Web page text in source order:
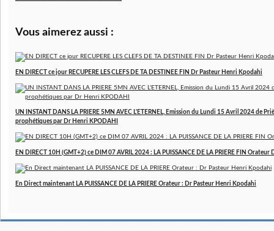
Vous aimerez aussi :
EN DIRECT ce jour RECUPERE LES CLEFS DE TA DESTINEE FIN Dr Pasteur Henri Kpodahi
UN INSTANT DANS LA PRIERE 5MN AVEC L'ETERNEL, Emission du Lundi 15 Avril 2024 de
prophétiques par Dr Henri KPODAHI
EN DIRECT 10H (GMT+2) ce DIM 07 AVRIL 2024 : LA PUISSANCE DE LA PRIERE FIN
En Direct maintenant LA PUISSANCE DE LA PRIERE Orateur : Dr Pasteur Henri Kpodahi